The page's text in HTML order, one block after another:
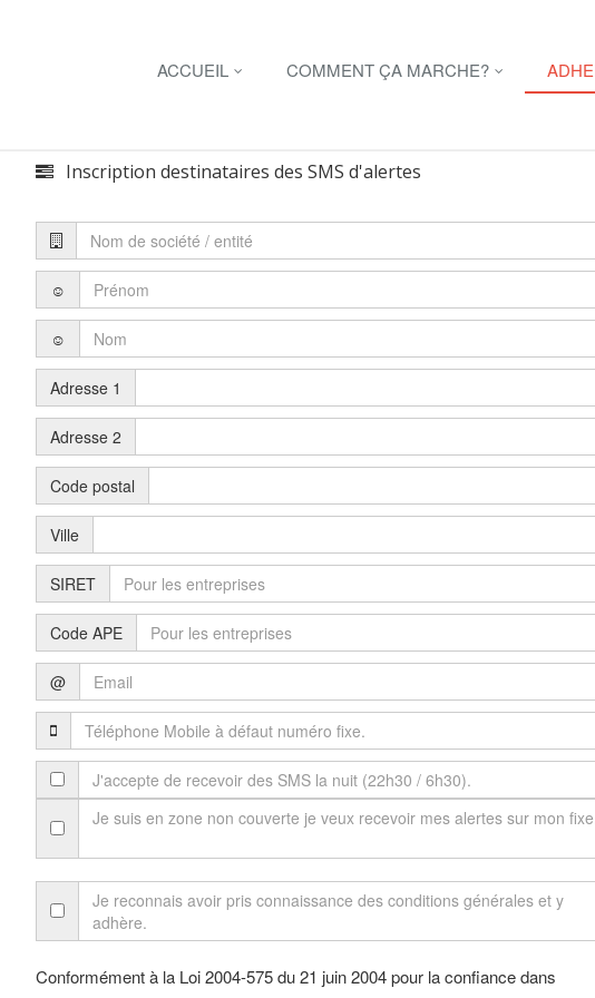
ACCUEIL COMMENT ÇA MARCHE?
Inscription destinataires des SMS d'alertes
☺
☺
Adresse 1
Adresse 2
Code postal
Ville
SIRET
Code APE
@
Conformément à la Loi 2004-575 du 21 juin 2004 pour la confiance dans